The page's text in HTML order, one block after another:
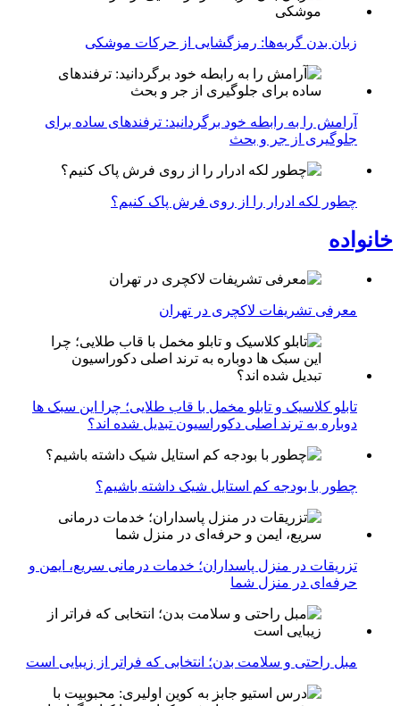
زبان بدن گربه‌ها: رمزگشایی از حرکات موشکی
آرامش را به رابطه خود برگردانید: ترفندهای ساده برای
جلوگیری از جر و بحث
چطور لکه ادرار را از روی فرش پاک کنیم؟
خانواده
معرفی تشریفات لاکچری در تهران
تابلو کلاسیک و تابلو مخمل با قاب طلایی؛ چرا این سبک ها
دوباره به ترند اصلی دکوراسیون تبدیل شده اند؟
چطور با بودجه کم استایل شیک داشته باشیم؟
تزریقات در منزل پاسداران؛ خدمات درمانی سریع، ایمن و
حرفه‌ای در منزل شما
مبل راحتی و سلامت بدن؛ انتخابی که فراتر از زیبایی است